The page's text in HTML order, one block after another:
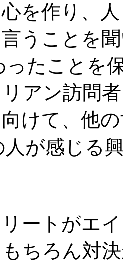
を作り、
うことを
ったことを
アン訪問
けて、他
人が感じる
ートがエ
ちろん対